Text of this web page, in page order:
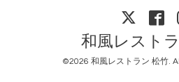
和風レスト
©2026 和風レストラン 松竹.